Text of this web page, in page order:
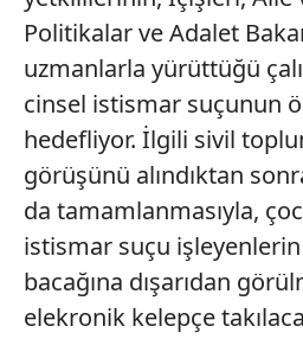
Politikalar ve Adalet
uzmanlarla yürüttüğü
cinsel istismar suçunun
hedefliyor. İlgili sivil
görüşünü alındıktan
da tamamlanmasıyla,
istismar suçu
bacağına dışarıdan
elekronik kelepçe